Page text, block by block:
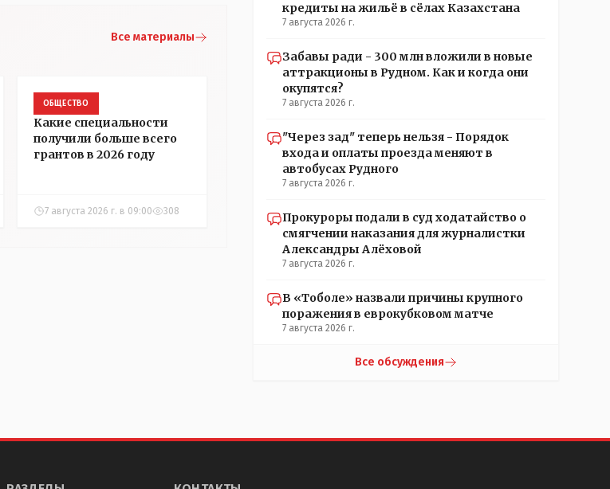
Все материалы
ОБЩЕСТВО
Какие специальности
получили больше всего
грантов в 2026 году
7 августа 2026 г. в 09:00 308
кредиты на жильё в сёлах Казахстана
7 августа 2026 г.
Забавы ради - 300 млн вложили в новые
аттракционы в Рудном. Как и когда они
окупятся?
7 августа 2026 г.
"Через зад" теперь нельзя - Порядок
входа и оплаты проезда меняют в
автобусах Рудного
7 августа 2026 г.
Прокуроры подали в суд ходатайство о
смягчении наказания для журналистки
Александры Алёховой
7 августа 2026 г.
В «Тоболе» назвали причины крупного
поражения в еврокубковом матче
7 августа 2026 г.
Все обсуждения